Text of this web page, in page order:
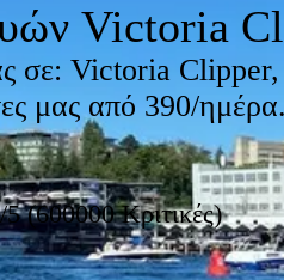
Victoria
σε: Victoria Clipper,
μας από 390/ημέρα.
(600000 Κριτικές)